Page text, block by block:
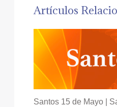
Artículos
Santos 15 de Mayo |